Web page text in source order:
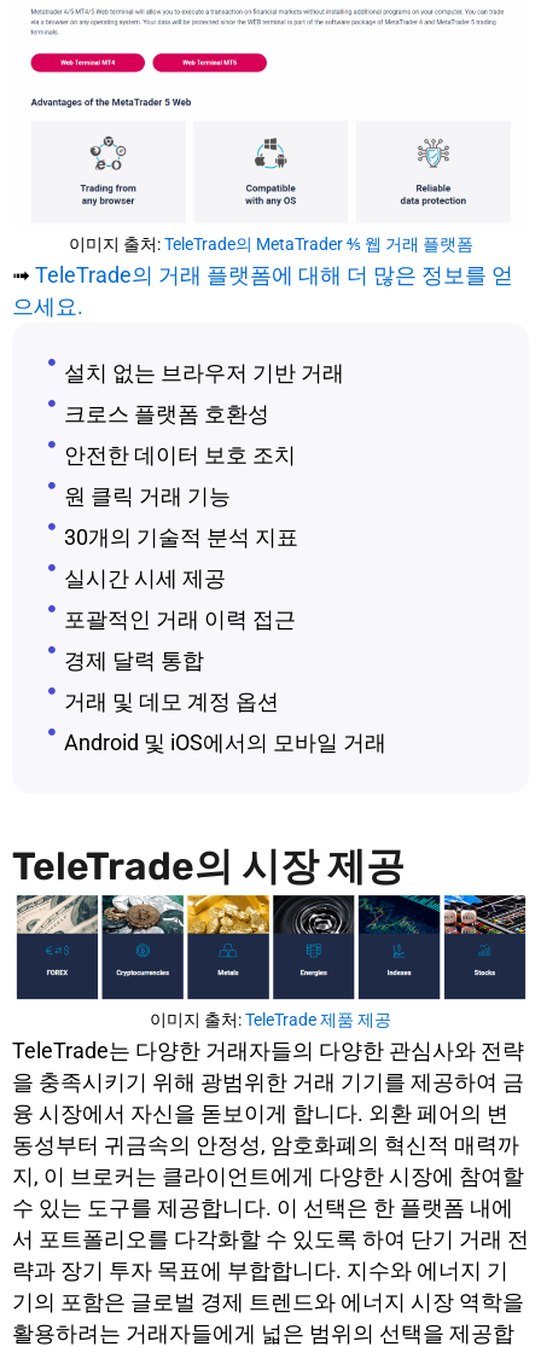
이미지 출처:TeleTrade의 MetaTrader ⅘ 웹 거래 플랫폼
➟ TeleTrade의 거래 플랫폼에 대해 더 많은 정보를 얻
으세요.
설치 없는 브라우저 기반 거래
크로스 플랫폼 호환성
안전한 데이터 보호 조치
원 클릭 거래 기능
30개의 기술적 분석 지표
실시간 시세 제공
포괄적인 거래 이력 접근
경제 달력 통합
거래 및 데모 계정 옵션
Android 및 iOS에서의 모바일 거래
TeleTrade의 시장 제공
이미지 출처:TeleTrade 제품 제공
TeleTrade는 다양한 거래자들의 다양한 관심사와 전략
을 충족시키기 위해 광범위한 거래 기기를 제공하여 금
융 시장에서 자신을 돋보이게 합니다. 외환 페어의 변
동성부터 귀금속의 안정성, 암호화폐의 혁신적 매력까
지, 이 브로커는 클라이언트에게 다양한 시장에 참여할
수 있는 도구를 제공합니다. 이 선택은 한 플랫폼 내에
서 포트폴리오를 다각화할 수 있도록 하여 단기 거래 전
략과 장기 투자 목표에 부합합니다. 지수와 에너지 기
기의 포함은 글로벌 경제 트렌드와 에너지 시장 역학을
활용하려는 거래자들에게 넓은 범위의 선택을 제공합